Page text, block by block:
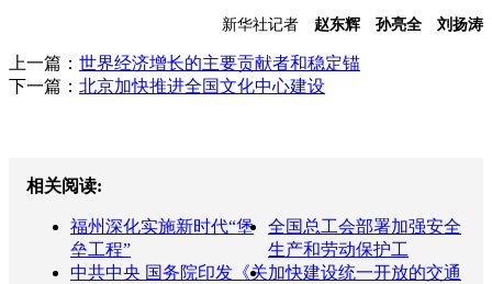
新华社记者 赵东辉 孙亮全 刘扬涛
上一篇： 世界经济增长的主要贡献者和稳定锚
下一篇： 北京加快推进全国文化中心建设
相关阅读:
福州深化实施新时代“堡
垒工程”
全国总工会部署加强安全
生产和劳动保护工
中共中央 国务院印发《关加快建设统一开放的交通